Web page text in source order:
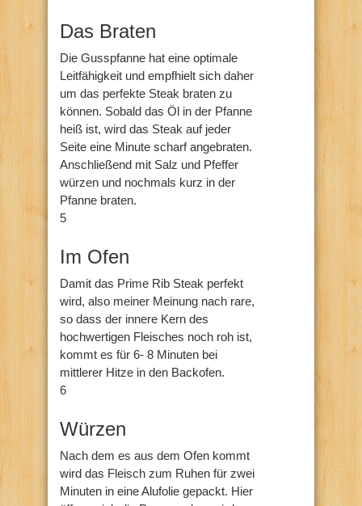
Das Braten
Die Gusspfanne hat eine optimale
Leitfähigkeit und empfhielt sich daher
um das perfekte Steak braten zu
können. Sobald das Öl in der Pfanne
heiß ist, wird das Steak auf jeder
Seite eine Minute scharf angebraten.
Anschließend mit Salz und Pfeffer
würzen und nochmals kurz in der
Pfanne braten.
5
Im Ofen
Damit das Prime Rib Steak perfekt
wird, also meiner Meinung nach rare,
so dass der innere Kern des
hochwertigen Fleisches noch roh ist,
kommt es für 6- 8 Minuten bei
mittlerer Hitze in den Backofen.
6
Würzen
Nach dem es aus dem Ofen kommt
wird das Fleisch zum Ruhen für zwei
Minuten in eine Alufolie gepackt. Hier